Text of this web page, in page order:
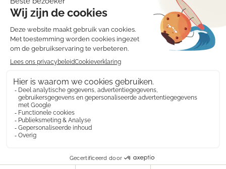
Algemene informatie
Overwinteren
Jachthaven
Sport
Strand
Het weer
Eten en drinken
Winkels
Wat is er te doen?
Costa Blanca
© 2010 - 2026 Calamora appartementen verhuur